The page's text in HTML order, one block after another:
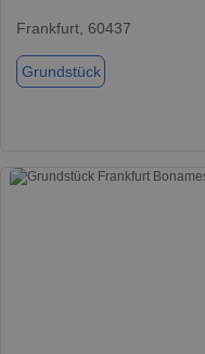
Frankfurt, 60437
Grundstück